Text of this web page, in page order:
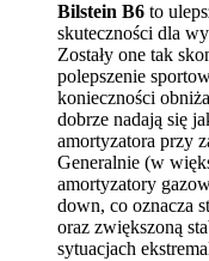
Bilstein B6 to
skuteczności dla
Zostały one tak
polepszenie
konieczności
dobrze nadają się
amortyzatora przy
Generalnie (w
amortyzatory
down, co oznacza
oraz zwiększoną
sytuacjach